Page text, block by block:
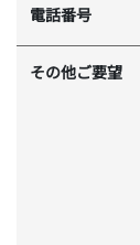
電話番号
その他ご要望